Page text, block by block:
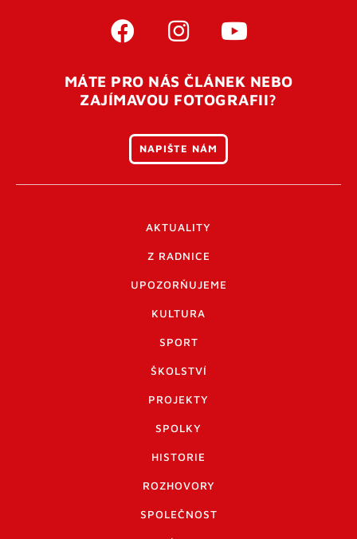
MÁTE PRO NÁS ČLÁNEK NEBO
ZAJÍMAVOU FOTOGRAFII?
NAPIŠTE NÁM
AKTUALITY
Z RADNICE
UPOZORŇUJEME
KULTURA
SPORT
ŠKOLSTVÍ
PROJEKTY
SPOLKY
HISTORIE
ROZHOVORY
SPOLEČNOST